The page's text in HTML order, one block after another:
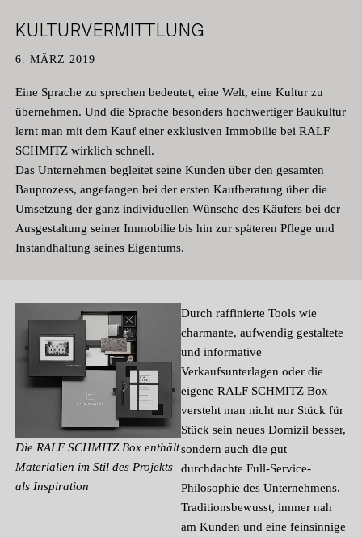
KÖLN KARRIERE
KULTURVERMITTLUNG
6. MÄRZ 2019
Eine Sprache zu sprechen bedeutet, eine Welt, eine Kultur zu
übernehmen. Und die Sprache besonders hochwertiger Baukultur
lernt man mit dem Kauf einer exklusiven Immobilie bei RALF
SCHMITZ wirklich schnell.
Das Unternehmen begleitet seine Kunden über den gesamten
Bauprozess, angefangen bei der ersten Kaufberatung über die
Umsetzung der ganz individuellen Wünsche des Käufers bei der
Ausgestaltung seiner Immobilie bis hin zur späteren Pflege und
Instandhaltung seines Eigentums.
Die RALF SCHMITZ Box enthält
Materialien im Stil des Projekts
als Inspiration
Durch raffinierte Tools wie
charmante, aufwendig gestaltete
und informative
Verkaufsunterlagen oder die
eigene RALF SCHMITZ Box
versteht man nicht nur Stück für
Stück sein neues Domizil besser,
sondern auch die gut
durchdachte Full-Service-
Philosophie des Unternehmens.
Traditionsbewusst, immer nah
am Kunden und eine feinsinnige